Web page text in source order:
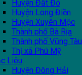
Huyện Đất Đỏ
Huyện Long Điền
Huyện Xuyên Mộc
Thành phố Bà Rịa
Thành phố Vũng Tàu
Thị xã Phú Mỹ
Liêu
Huyện Đông Hải